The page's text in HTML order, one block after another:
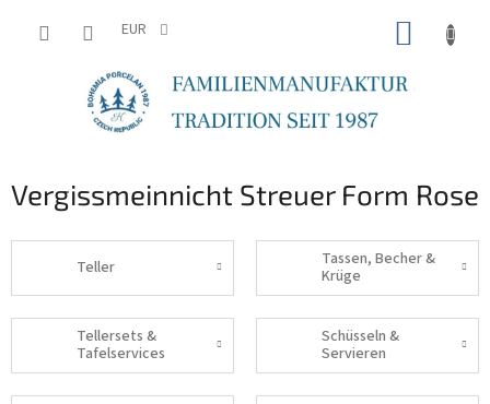
EUR
Vergissmeinnicht Streuer Form Rose
Teller
Tassen, Becher &
Krüge
Tellersets &
Tafelservices
Schüsseln &
Servieren